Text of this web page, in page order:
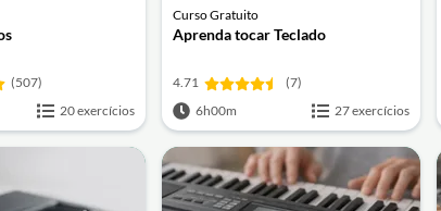
(507)
20 exercícios
Curso Gratuito
Aprenda tocar Teclado
4.71
(7)
6h00m
27 exercícios